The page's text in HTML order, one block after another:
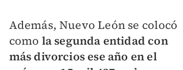
Además, Nuevo León se colocó
como la segunda entidad con
más divorcios ese año en el